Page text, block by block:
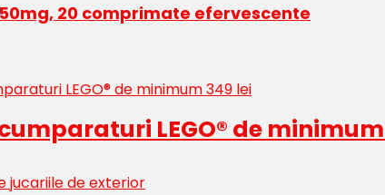
20 comprimate efervescente
cumparaturi LEGO® de